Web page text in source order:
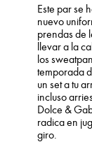
Este par se
nuevo
prendas de
llevar a la
los
temporada
un set a tu
incluso
Dolce &
radica en
giro.